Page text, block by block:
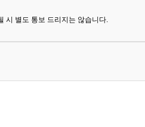
시 별도 통보 드리지는 않습니다.